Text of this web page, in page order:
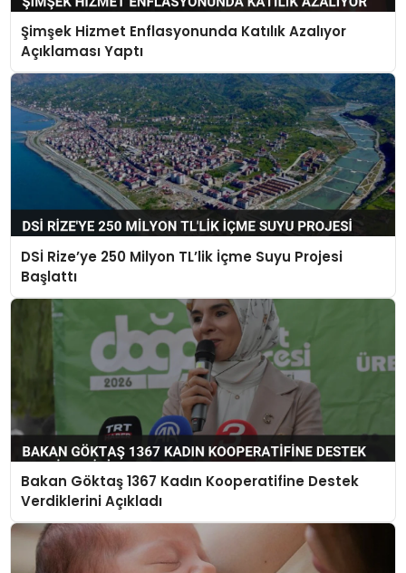
Şimşek Hizmet Enflasyonunda Katılık Azalıyor
Açıklaması Yaptı
DSİ Rize’ye 250 Milyon TL’lik İçme Suyu Projesi
Başlattı
Bakan Göktaş 1367 Kadın Kooperatifine Destek
Verdiklerini Açıkladı